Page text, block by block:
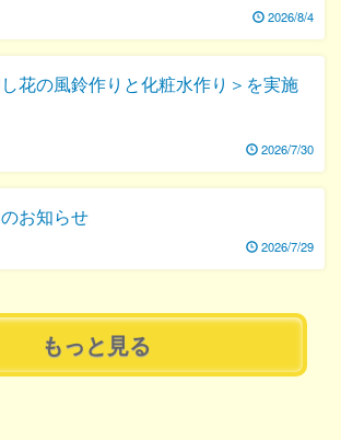
2026/8/4
花の風鈴作りと化粧水作り＞を実施
2026/7/30
お知らせ
2026/7/29
もっと見る